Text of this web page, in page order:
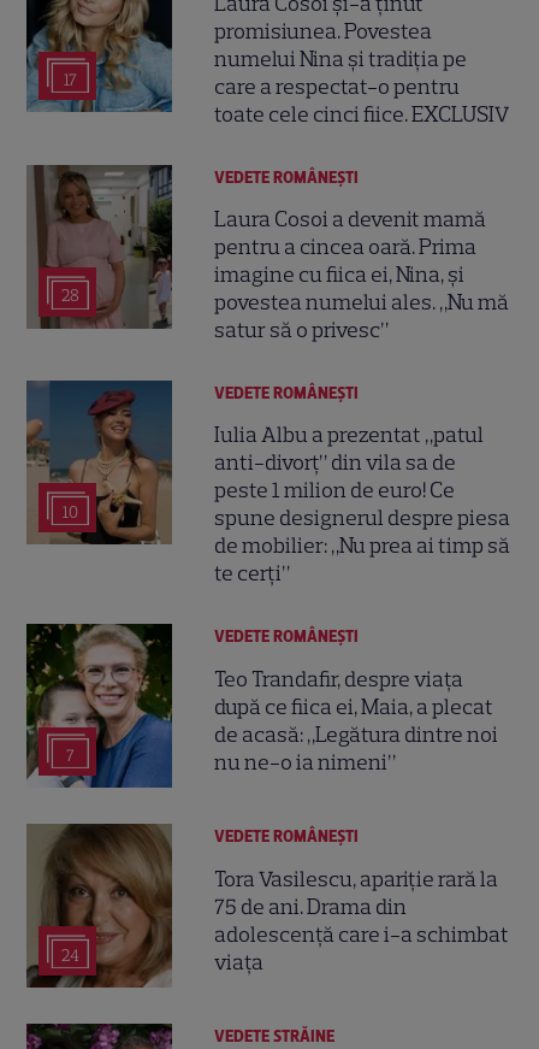
17
promisiunea. Povestea
numelui Nina și tradiția pe
care a respectat-o pentru
toate cele cinci fiice. EXCLUSIV
28
VEDETE ROMÂNEŞTI
Laura Cosoi a devenit mamă
pentru a cincea oară. Prima
imagine cu fiica ei, Nina, și
povestea numelui ales. „Nu mă
satur să o privesc”
10
VEDETE ROMÂNEŞTI
Iulia Albu a prezentat „patul
anti-divorț” din vila sa de
peste 1 milion de euro! Ce
spune designerul despre piesa
de mobilier: „Nu prea ai timp să
te cerți”
7
VEDETE ROMÂNEŞTI
Teo Trandafir, despre viața
după ce fiica ei, Maia, a plecat
de acasă: „Legătura dintre noi
nu ne-o ia nimeni”
24
VEDETE ROMÂNEŞTI
Tora Vasilescu, apariție rară la
75 de ani. Drama din
adolescență care i-a schimbat
viața
VEDETE STRĂINE